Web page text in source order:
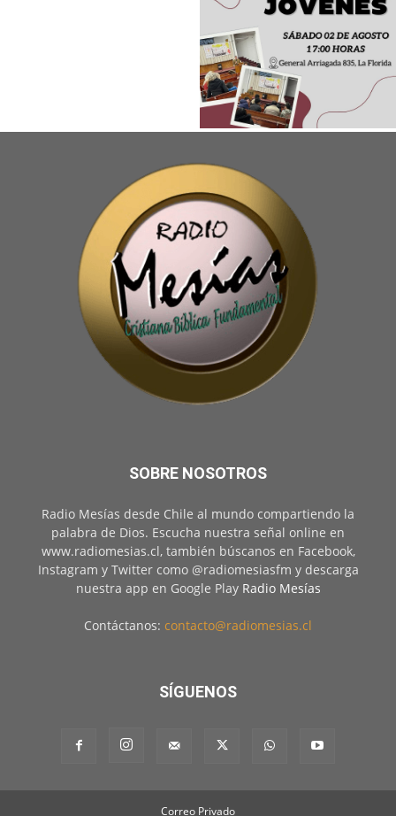
SOBRE NOSOTROS
Radio Mesías desde Chile al mundo compartiendo la
palabra de Dios. Escucha nuestra señal online en
www.radiomesias.cl, también búscanos en Facebook,
Instagram y Twitter como @radiomesiasfm y descarga
nuestra app en Google Play Radio Mesías
Contáctanos: contacto@radiomesias.cl
SÍGUENOS
Correo Privado